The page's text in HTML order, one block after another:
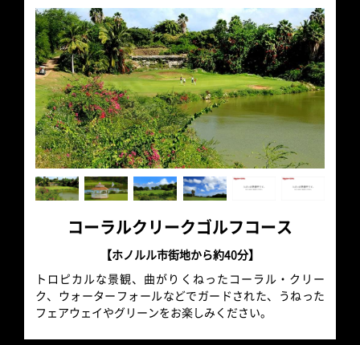
コーラルクリークゴルフコース
【ホノルル市街地から約40分】
トロピカルな景観、曲がりくねったコーラル・クリー
ク、ウォーターフォールなどでガードされた、うねった
フェアウェイやグリーンをお楽しみください。